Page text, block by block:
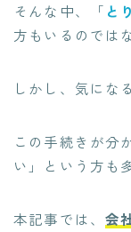
そんな中、「 と
方もいるのでは
しかし、気にな
この手続きが分
い」という方も
本記事では、会